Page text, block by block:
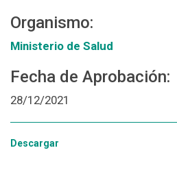
Organismo:
Ministerio de Salud
Fecha de Aprobación:
28/12/2021
Descargar